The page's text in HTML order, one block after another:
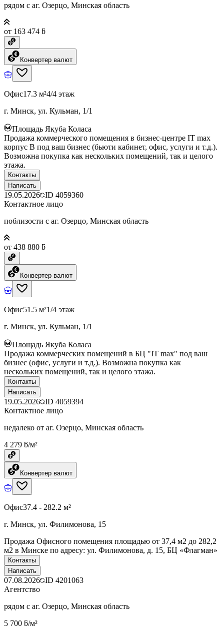
рядом с аг. Озерцо, Минская область
от 163 474 ƃ
Конвертер валют
Офис17.3 м²4/4 этаж
г. Минск, ул. Кульман, 1/1
Площадь Якуба Коласа
Продажа коммерческого помещения в бизнес-центре IT max
корпус B под ваш бизнес (бьюти кабинет, офис, услуги и т.д.).
Возможна покупка как нескольких помещений, так и целого
этажа.
Контакты
Написать
19.05.2026 ID 4059360
Контактное лицо
поблизости с аг. Озерцо, Минская область
от 438 880 ƃ
Конвертер валют
Офис51.5 м²1/4 этаж
г. Минск, ул. Кульман, 1/1
Площадь Якуба Коласа
Продажа коммерческих помещений в БЦ "IT max" под ваш
бизнес (офис, услуги и т.д.). Возможна покупка как
нескольких помещений, так и целого этажа.
Контакты
Написать
19.05.2026 ID 4059394
Контактное лицо
недалеко от аг. Озерцо, Минская область
4 279 ƃ/м²
Конвертер валют
Офис37.4 - 282.2 м²
г. Минск, ул. Филимонова, 15
Продажа Офисного помещения площадью от 37,4 м2 до 282,2
м2 в Минске по адресу: ул. Филимонова, д. 15, БЦ «Флагман»
Контакты
Написать
07.08.2026 ID 4201063
Агентство
рядом с аг. Озерцо, Минская область
5 700 ƃ/м²